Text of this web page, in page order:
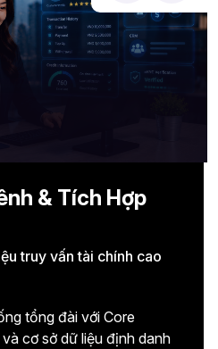
& Tích Hợp
truy vấn tài chính cao
tổng đài với Core
cơ sở dữ liệu định danh